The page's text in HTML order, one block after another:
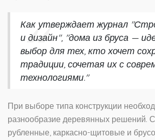
Как утверждает журнал
и дизайн", "дома из бруса —
выбор для тех, кто хочет
традиции, сочетая их с
технологиями."
При выборе типа конструкции
разнообразие деревянных решений.
рубленные, каркасно-щитовые и